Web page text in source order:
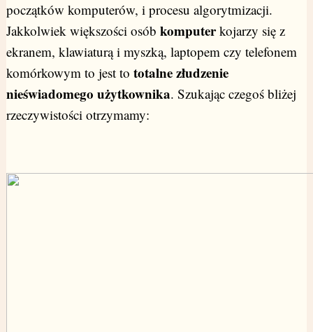
początków komputerów, i procesu algorytmizacji.
Jakkolwiek większości osób komputerkojarzy się z
ekranem, klawiaturą i myszką, laptopem czy telefonem
komórkowym to jest to totalne złudzenie
nieświadomego użytkownika. Szukając czegoś bliżej
rzeczywistości otrzymamy: